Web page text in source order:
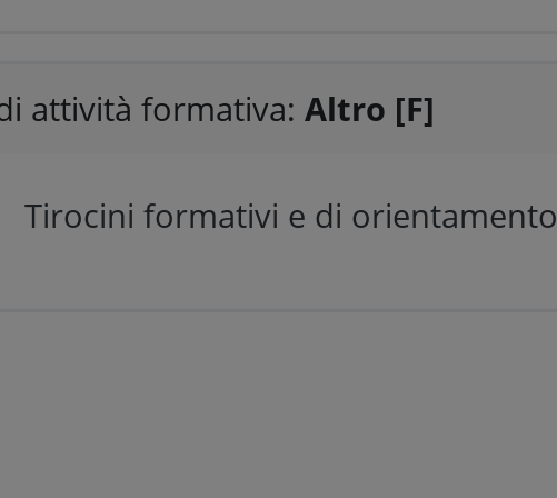
attività formativa:Altro [F]
Tirocini formativi e di orientamento